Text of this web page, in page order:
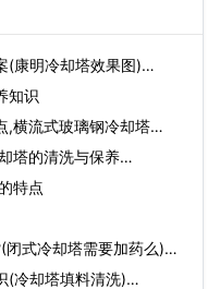
(康明冷却塔效果图)…
知识
,横流式玻璃钢冷却塔…
塔的清洗与保养…
特点
闭式冷却塔需要加药么)…
(冷却塔填料清洗)…